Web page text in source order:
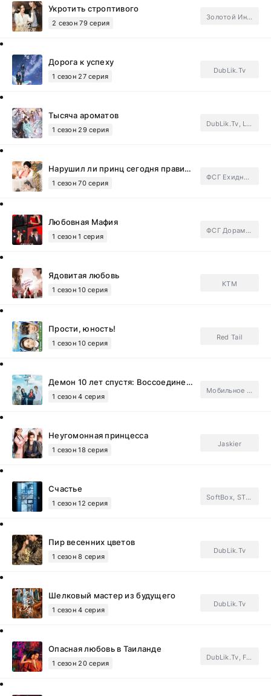
Укротить строптивого
2 сезон 79 серия
Золотой Инлун
Дорога к успеху
1 сезон 27 серия
DubLik.Tv
Тысяча ароматов
1 сезон 29 серия
DubLik.Tv, Light Breeze, FSG Jade Fox.Subtitles
Нарушил ли принц сегодня правила?
1 сезон 70 серия
ФСГ Ехидные дорамщицы.Subtitles
Любовная Мафия
1 сезон 1 серия
ФСГ Дорамотерапия.Subtitles
Ядовитая любовь
1 сезон 10 серия
KTM
Прости, юность!
1 сезон 10 серия
Red Tail
Демон 10 лет спустя: Воссоединение
1 сезон 4 серия
Мобильное телевидение
Неугомонная принцесса
1 сезон 18 серия
Jaskier
Счастье
1 сезон 12 серия
SoftBox, STEPonee, GREEN TEA, Тайм Медиа Групп, FSG Baddest Females.Subtitles, ФСГ Мания.Subtitles
Пир весенних цветов
1 сезон 8 серия
DubLik.Tv
Шелковый мастер из будущего
1 сезон 4 серия
DubLik.Tv
Опасная любовь в Таиланде
1 сезон 20 серия
DubLik.Tv, FSG Dragon Fruit.Subtitles